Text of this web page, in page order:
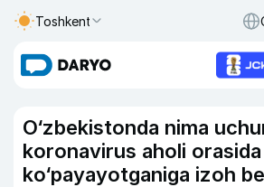
Toshkent
O‘zbekistonda nima
koronavirus aholi orasida
ko‘payayotganiga izoh